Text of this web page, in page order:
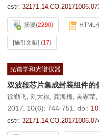
cstr:
摘要(2290) HTML
[施引文献] (17)
光谱学和光谱仪器
双波段芯片集成封装组件的
徐勤飞, 刘大福, 龚海梅, 吴家荣,
2017, 10(6): 744-751. doi:
cstr: